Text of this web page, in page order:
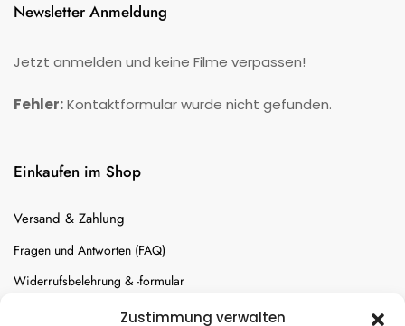
Zustimmung verwalten
Newsletter Anmeldung
Jetzt anmelden und keine Filme verpassen!
Fehler:Kontaktformular wurde nicht gefunden.
Einkaufen im Shop
Versand & Zahlung
Fragen und Antworten (FAQ)
Widerrufsbelehrung & -formular
Batterien-Entsorgung